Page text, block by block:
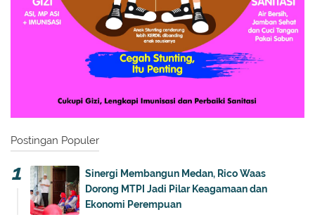
Postingan Populer
Sinergi Membangun Medan, Rico Waas
Dorong MTPI Jadi Pilar Keagamaan dan
Ekonomi Perempuan